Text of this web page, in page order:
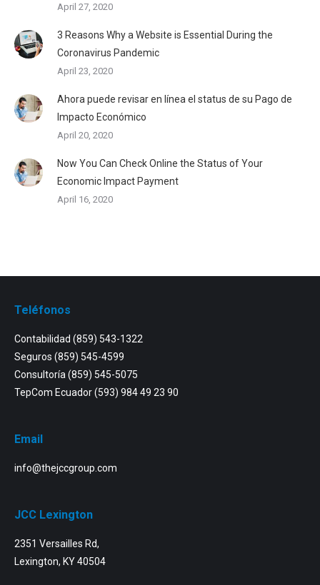
April 27, 2020
3 Reasons Why a Website is Essential During the
Coronavirus Pandemic
April 23, 2020
Ahora puede revisar en línea el status de su Pago de
Impacto Económico
April 20, 2020
Now You Can Check Online the Status of Your
Economic Impact Payment
April 16, 2020
Teléfonos
Contabilidad (859) 543-1322
Seguros (859) 545-4599
Consultoría (859) 545-5075
TepCom Ecuador(593) 984 49 23 90
Email
info@thejccgroup.com
JCC Lexington
2351 Versailles Rd,
Lexington, KY 40504